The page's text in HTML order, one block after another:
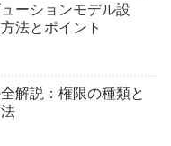
ーションモデル設
法とポイント
解説：権限の種類と